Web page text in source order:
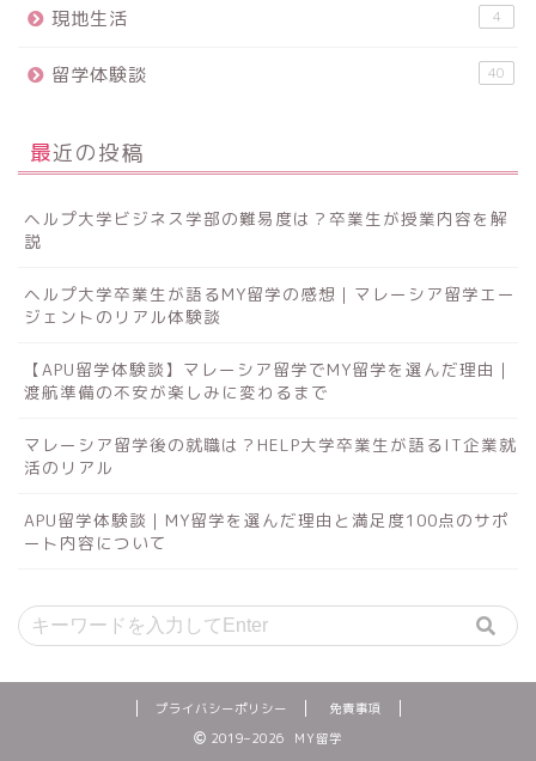
現地生活 4
留学体験談 40
最近の投稿
ヘルプ大学ビジネス学部の難易度は？卒業生が授業内容を解
説
ヘルプ大学卒業生が語るMY留学の感想｜マレーシア留学エー
ジェントのリアル体験談
【APU留学体験談】マレーシア留学でMY留学を選んだ理由｜
渡航準備の不安が楽しみに変わるまで
マレーシア留学後の就職は？HELP大学卒業生が語るIT企業就
活のリアル
APU留学体験談｜MY留学を選んだ理由と満足度100点のサポ
ート内容について
プライバシーポリシー
免責事項
2019–2026 MY留学